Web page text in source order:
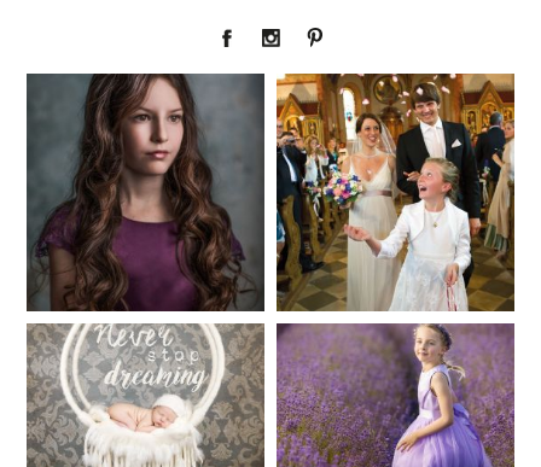
Fineart
41
Hochzeit
183
Baby/Newborn Kinder